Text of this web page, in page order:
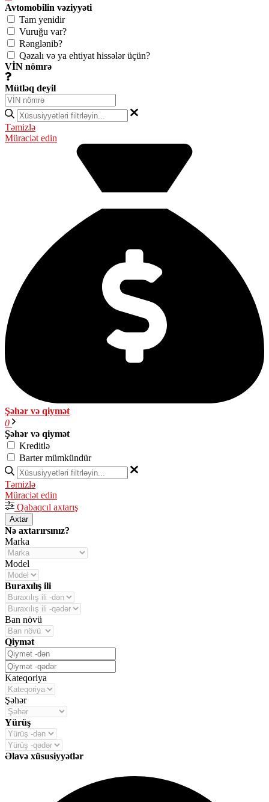
Avtomobilin vəziyyəti
Tam yenidir
Vuruğu var?
Rənglənib?
Qəzalı və ya ehtiyat hissələr üçün?
VİN nömrə
Mütləq deyil
Təmizlə
Müraciət edin
Şəhər və qiymət
0
Şəhər və qiymət
Kreditlə
Barter mümkündür
Təmizlə
Müraciət edin
Qabaqcıl axtarış
Axtar
Nə axtarırsınız?
Marka
Model
Buraxılış ili
Ban növü
Qiymət
Kateqoriya
Şəhər
Yürüş
Əlavə xüsusiyyətlər